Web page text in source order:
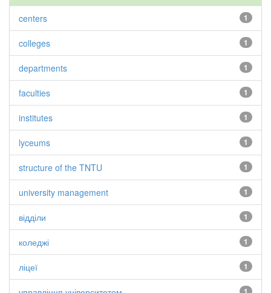
1
centers
1
colleges
1
departments
1
faculties
1
institutes
1
lyceums
1
structure of the TNTU
1
university management
1
відділи
1
коледжі
1
ліцеї